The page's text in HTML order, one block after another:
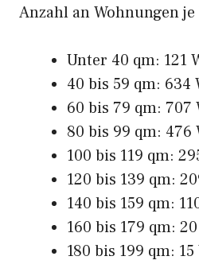
Anzahl an Wohnungen
Unter 40 qm: 121
40 bis 59 qm: 634
60 bis 79 qm: 707
80 bis 99 qm: 476
100 bis 119 qm:
120 bis 139 qm:
140 bis 159 qm:
160 bis 179 qm:
180 bis 199 qm: